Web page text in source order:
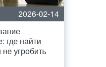
2026-02-14
найти
угробить